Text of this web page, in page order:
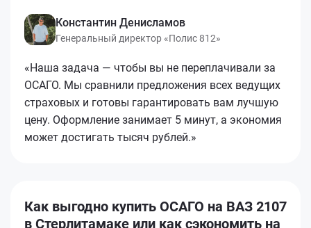
Константин Денисламов
Генеральный директор «Полис 812»
«Наша задача — чтобы вы не переплачивали за
ОСАГО. Мы сравнили предложения всех ведущих
страховых и готовы гарантировать вам лучшую
цену. Оформление занимает 5 минут, а экономия
может достигать тысяч рублей.»
Как выгодно купить ОСАГО на ВАЗ 2107
в Стерлитамаке или как сэкономить на